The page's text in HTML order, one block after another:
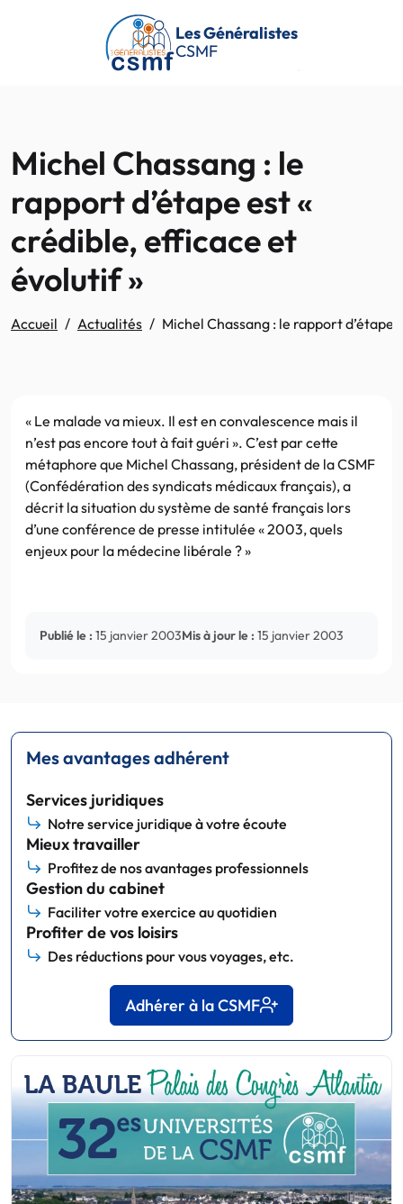
Passer au contenu principal
Les Généralistes
CSMF
Michel Chassang : le
rapport d’étape est «
crédible, efficace et
évolutif »
Accueil Actualités Michel Chassang : le rapport
« Le malade va mieux. Il est en convalescence mais il
n’est pas encore tout à fait guéri ». C’est par cette
métaphore que Michel Chassang, président de la CSMF
(Confédération des syndicats médicaux français), a
décrit la situation du système de santé français lors
d’une conférence de presse intitulée « 2003, quels
enjeux pour la médecine libérale ? »
Publié le : 15 janvier 2003Mis à jour le : 15 janvier 2003
Mes avantages adhérent
Services juridiques
Notre service juridique à votre écoute
Mieux travailler
Profitez de nos avantages professionnels
Gestion du cabinet
Faciliter votre exercice au quotidien
Profiter de vos loisirs
Des réductions pour vous voyages, etc.
Adhérer à la CSMF